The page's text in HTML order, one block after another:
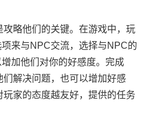
略他们的关键。在游戏中，玩
来与NPC交流，选择与NPC的
加他们对你的好感度。完成
解决问题，也可以增加好感
家的态度越友好，提供的任务